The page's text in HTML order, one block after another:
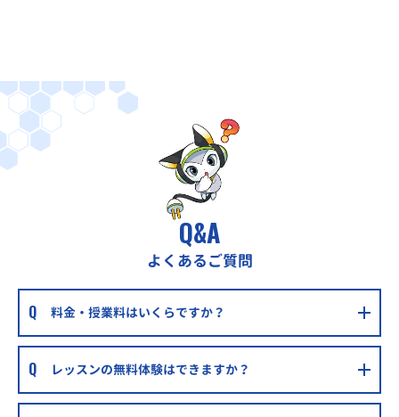
Q&A
よくあるご質問
料金・授業料はいくらですか？
レッスンの無料体験はできますか？